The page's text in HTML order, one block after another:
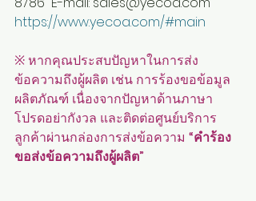
https://www.yecoa.com/#main
※ หากคุณประสบปัญหาในการส่ง
ข้อความถึงผู้ผลิต เช่น การร้องขอข้อมูล
ผลิตภัณฑ์ เนื่องจากปัญหาด้านภาษา
โปรดอย่ากังวล และติดต่อศูนย์บริการ
ลูกค้าผ่านกล่องการส่งข้อความ “คำร้อง
ขอส่งข้อความถึงผู้ผลิต”